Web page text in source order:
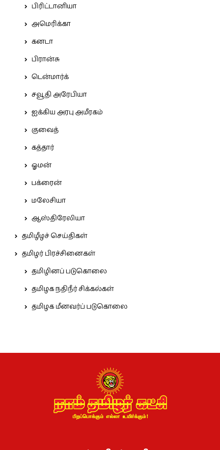
பிரிட்டானியா
அமெரிக்கா
கனடா
பிரான்சு
டென்மார்க்
சவூதி அரேபியா
ஐக்கிய அரபு அமீரகம்
குவைத்
கத்தார்
ஓமன்
பக்ரைன்
மலேசியா
ஆஸ்திரேலியா
தமிழீழச் செய்திகள்
தமிழர் பிரச்சினைகள்
தமிழினப் படுகொலை
தமிழக நதிநீர் சிக்கல்கள்
தமிழக மீனவர்ப் படுகொலை